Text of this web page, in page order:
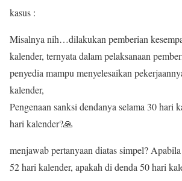
kasus :
Misalnya nih…dilakukan pemberian
kalender, ternyata dalam pelaksanaan
penyedia mampu menyelesaikan
kalender,
Pengenaan sanksi dendanya selama 30 hari
hari kalender?🙏
menjawab pertanyaan diatas simpel?
52 hari kalender, apakah di denda 50 hari